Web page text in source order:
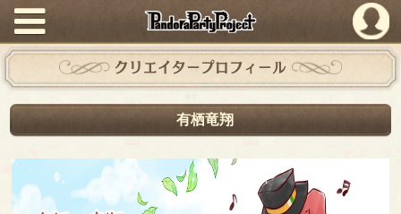
PandoraPartyProject
クリエイタープロフィール
有栖竜翔